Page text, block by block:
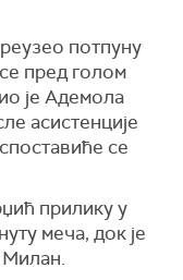
потпуну
пред голом
је Адемола
асистенције
се
прилику у
меча, док је